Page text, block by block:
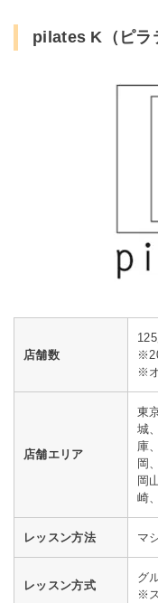
pilates K（ピラ
店舗数
※
店舗エリア
東
城
庫
岡
岡
崎
レッスン方法 マ
レッスン方式
グ
※